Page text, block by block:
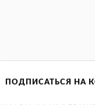
ПОДПИСАТЬСЯ НА